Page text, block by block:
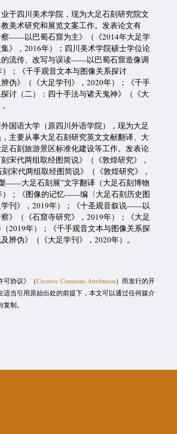
于四川美术学院，现为大足石刻研究院文
美术研究和展览文案工作。发表论文有
察——以巴蜀石窟为主》（《2014年大足学
》，2016年）；四川美术学院硕士学位论
流传、改写与误读——以巴蜀石窟造像调
；《千手观音文本与图像关系探讨
辨伪》（《大足学刊》，2020年）；《千手
讨（二）：四十手法与诸天鬼神》（《大
国语大学（原四川外语学院），现为大足
主要从事大足石刻研究英文文献翻译、大
石刻旅游景区标准化建设等工作。发表论
宋代两组取经图简说》（《敦煌研究》，
宋代两组取经图简说》（《敦煌研究》，
——大足石刻展”文字翻译（大足石刻博物
）；《图像的记忆——编〈大足石刻历史图
学刊》，2019年）；《十圣观音叙说——以
》（《石窟寺研究》，2019年）；《大足
2019年）；《千手观音文本与图像关系探
辨伪》（《大足学刊》，2020年）。
可协议》（Creative Commons Attribution）而发行的开
适当引用原始出处的前提下，本文可以通过任何媒介
制。